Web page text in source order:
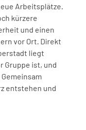
Arbeitsplätze.
kürzere
und einen
vor Ort. Direkt
liegt
Gruppe ist, und
entstehen und